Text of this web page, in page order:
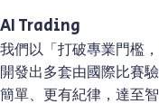
AI Trading
我們以「打破專業門檻
開發出多套由國際比賽
簡單、更有紀律，達至